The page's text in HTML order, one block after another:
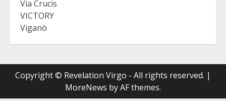
Via Crucis
VICTORY
Viganò
Copyright © Revelation Virgo - All rights reserved. |
MoreNews by AF themes.